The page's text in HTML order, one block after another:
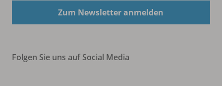
Zum Newsletter anmelden
Folgen Sie uns auf Social Media